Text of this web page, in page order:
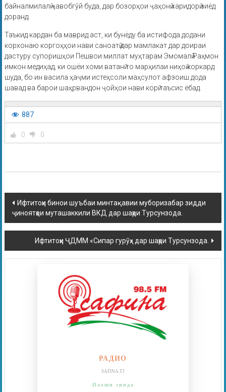
байналмилалӣ ҷавобгӯй буда, дар бозорҳои ҷаҳонӣ харидорӣ зиёд
доранд.
Таъкид кардан ба маврид аст, ки бунёду ба истифода додани
корхонаю коргоҳҳои нави саноатӣ дар мамлакат дар доираи
дастуру супоришҳои Пешвои миллат муҳтарам Эмомалӣ Раҳмон
имкон медиҳад, ки ошёи хоми ватанӣ то марҳилаи ниҳоӣ коркард
шуда, бо ин васила ҳаҷми истеҳсоли маҳсулот афзоиш дода
шавад ва барои шаҳрвандон ҷойҳои нави корӣ таъсис ёбад.
887
0 0
Ифтитоҳи бинои шуъбаи минтақавии муборизабар зидди
ҷиноятҳои муташаккили ВКД дар шаҳри Турсунзода.
Ифтитоҳи ҶДММ «Сипар гурӯҳ» дар шаҳри Турсунзода.
РАДИО
SAFINA.TJ
Пахши зинда